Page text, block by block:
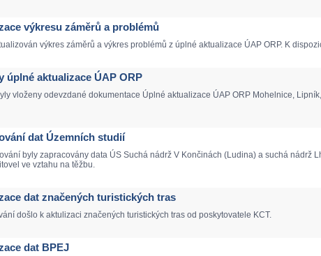
výkresu záměrů a problémů
výkres záměrů a výkres problémů z úplné aktualizace ÚAP ORP. K
úplné aktualizace ÚAP ORP
vloženy odevzdané dokumentace Úplné aktualizace ÚAP ORP Mohelnice,
dat Územních studií
byly zapracovány data ÚS Suchá nádrž V Končinách (Ludina) a suchá nádrž
ve vztahu na těžbu.
dat značených turistických tras
došlo k aktulizaci značených turistických tras od poskytovatele KCT.
dat BPEJ